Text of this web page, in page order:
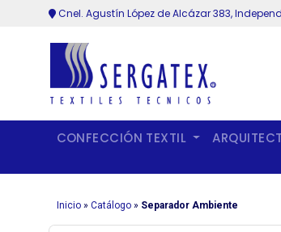
Cnel. Agustín López de Alcázar 383,
CONFECCIÓN TEXTIL
Inicio» Catálogo» Separador Ambiente